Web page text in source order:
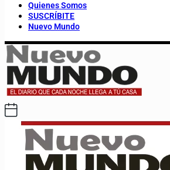
Quienes Somos
SUSCRÍBITE
Nuevo Mundo